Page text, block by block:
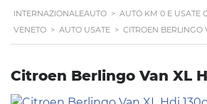
INTERNAZIONALEAUTO > AUTO KM 0 E USATE
VENETO > AUTO USATE > CITROEN BERLINGO
Citroen Berlingo Van XL